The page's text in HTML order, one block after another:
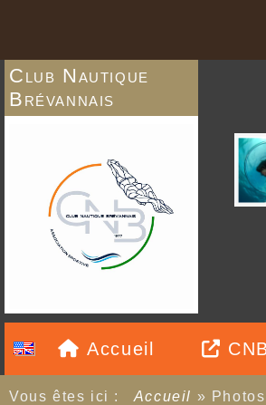
Club Nautique
Brévannais
Accueil
Vous êtes ici : Accueil »